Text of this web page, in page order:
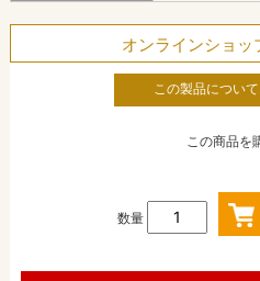
オンラインショッ
この製品につい
この商品を
数量